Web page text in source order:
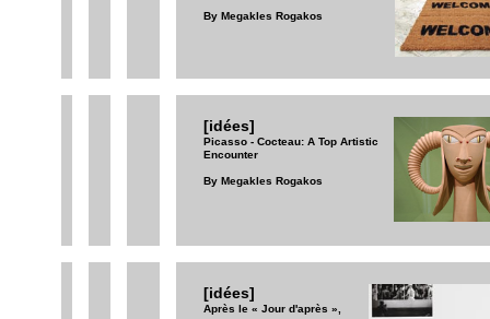
By Megakles Rogakos
[idées]
Picasso - Cocteau: A Top Artistic
Encounter
By Megakles Rogakos
[idées]
Après le « Jour d'après »,